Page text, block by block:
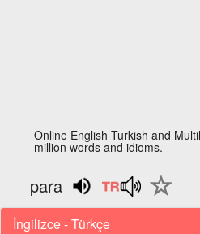
Online English Turkish and
million words and idioms.
para
İngilizce - Türkçe